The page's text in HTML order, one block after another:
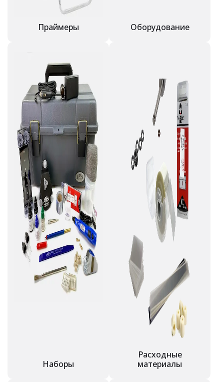
Праймеры Оборудование
Наборы
Расходные
материалы